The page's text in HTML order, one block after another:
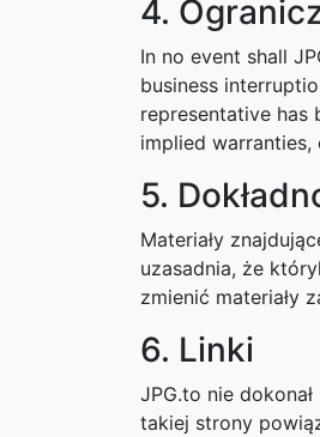
4.
In no event shall
business
representative
implied
5.
Materiały
uzasadnia, że
zmienić materiały
6. Linki
JPG.to nie
takiej strony